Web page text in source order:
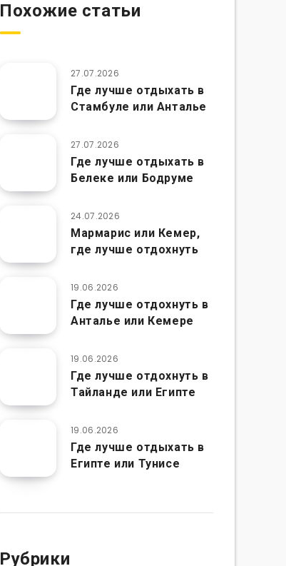
Похожие статьи
27.07.2026
Где лучше отдыхать в
Стамбуле или Анталье
27.07.2026
Где лучше отдыхать в
Белеке или Бодруме
24.07.2026
Мармарис или Кемер,
где лучше отдохнуть
19.06.2026
Где лучше отдохнуть в
Анталье или Кемере
19.06.2026
Где лучше отдохнуть в
Тайланде или Египте
19.06.2026
Где лучше отдыхать в
Египте или Тунисе
Рубрики